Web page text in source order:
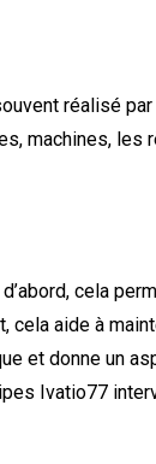
réalisé par
machines, les
cela
aide à
et donne un
Ivatio77